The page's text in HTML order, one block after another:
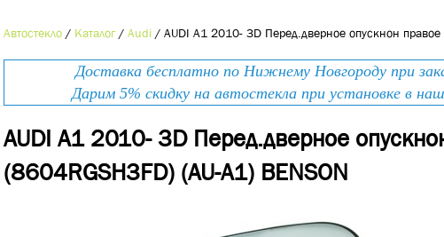
Автостекло / Каталог / Audi / AUDI A1 2010- 3D Перед.дверное опускнон правое
Доставка бесплатно по Нижнему Новгороду при
Дарим 5% скидку на автостекла при установке в
AUDI A1 2010- 3D Перед.дверное
(8604RGSH3FD) (AU-A1) BENSON
Номер телефона*
Ваше сообщение*
Согласен на обработку персональных